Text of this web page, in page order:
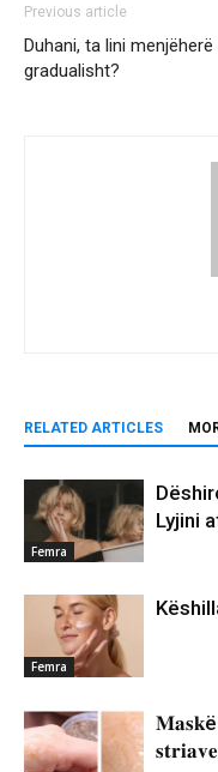
Previous article
Duhani, ta lini menjëherë
gradualisht?
RELATED ARTICLES
Femra
Lyjini
Femra
𝐌𝐚𝐬𝐤ë
𝐬𝐭𝐫𝐢𝐚𝐯𝐞